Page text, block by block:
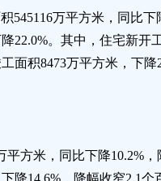
万平方米，同比
22.0%。其中，住宅新开
面积8473万平方米，下降
方米，同比下降10.2%
降14.6%，降幅收窄2.1个